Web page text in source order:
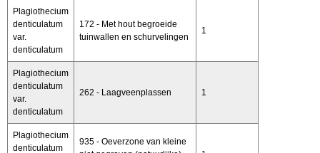
Plagiothecium
denticulatum
var.
denticulatum
172 - Met hout begroeide
tuinwallen en schurvelingen
1
Plagiothecium
denticulatum
var.
denticulatum
262 - Laagveenplassen 1
Plagiothecium
denticulatum
935 - Oeverzone van kleine